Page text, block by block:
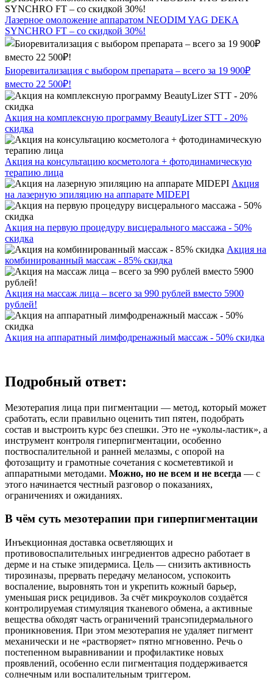
Лазерное омоложение аппаратом NEODIM YAG DEKA
SYNCHRO FT – со скидкой 30%!
Биоревитализация с выбором препарата – всего за 19 900₽
вместо 22 500₽!
Акция на комплексную программу BeautyLizer STT - 20%
скидка
Акция на консультацию косметолога + фотодинамическую
терапию лица
Акция
на лазерную эпиляцию на аппарате MIDEPI
Акция на первую процедуру висцерального массажа - 50%
скидка
Акция на
комбинированный массаж - 85% скидка
Акция на массаж лица – всего за 990 рублей вместо 5900
рублей!
Акция на аппаратный лимфодренажный массаж - 50% скидка
Подробный ответ:
Мезотерапия лица при пигментации — метод, который может
сработать, если правильно оценить тип пятен, подобрать
состав и выстроить курс без спешки. Это не «уколы-ластик», а
инструмент контроля гиперпигментации, особенно
поствоспалительной и ранней мелазмы, с опорой на
фотозащиту и грамотные сочетания с косметевтикой и
аппаратными методами. Можно, но не всем и не всегда — с
этого начинается честный разговор о показаниях,
ограничениях и ожиданиях.
В чём суть мезотерапии при гиперпигментации
Инъекционная доставка осветляющих и
противовоспалительных ингредиентов адресно работает в
дерме и на стыке эпидермиса. Цель — снизить активность
тирозиназы, прервать передачу меланосом, успокоить
воспаление, выровнять тон и укрепить кожный барьер,
уменьшая риск рецидивов. За счёт микроуколов создаётся
контролируемая стимуляция тканевого обмена, а активные
вещества обходят часть ограничений трансэпидермального
проникновения. При этом мезотерапия не удаляет пигмент
механически и не «растворяет» пятно мгновенно. Речь о
постепенном выравнивании и профилактике новых
проявлений, особенно если пигментация поддерживается
солнечным или воспалительным триггером.